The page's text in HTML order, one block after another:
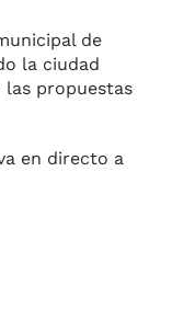
de
la ciudad
las propuestas
en directo a